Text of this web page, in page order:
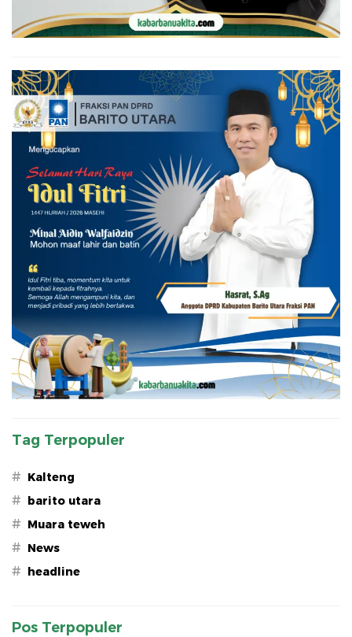
Tag Terpopuler
# Kalteng
# barito utara
# Muara teweh
# News
# headline
Pos Terpopuler